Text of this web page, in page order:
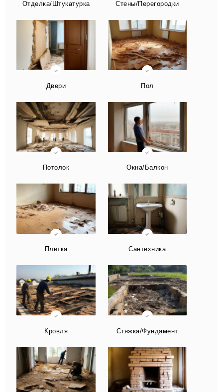
Отделка/Штукатурка Стены/Перегородки
Двери Пол
Потолок Окна/Балкон
Плитка Сантехника
Кровля Стяжка/Фундамент